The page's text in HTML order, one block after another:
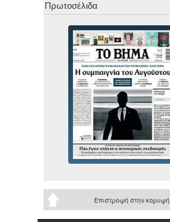
Πρωτοσέλιδα
Επιστροφή στην κορυφή